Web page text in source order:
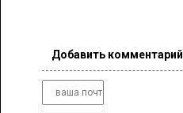
Добавить комментарий